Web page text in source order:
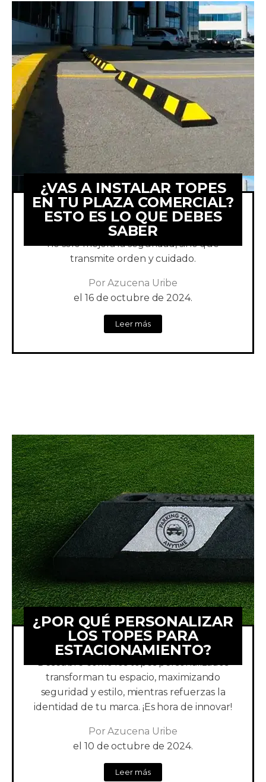
¿VAS A INSTALAR TOPES
EN TU PLAZA COMERCIAL?
ESTO ES LO QUE DEBES
SABER
La instalación de topes de estacionamiento
no solo mejora la seguridad, sino que
transmite orden y cuidado.
Por Azucena Uribe
el 16 de octubre de 2024.
Leer más
¿POR QUÉ PERSONALIZAR
LOS TOPES PARA
ESTACIONAMIENTO?
Descubre cómo los topes personalizados
transforman tu espacio, maximizando
seguridad y estilo, mientras refuerzas la
identidad de tu marca. ¡Es hora de innovar!
Por Azucena Uribe
el 10 de octubre de 2024.
Leer más